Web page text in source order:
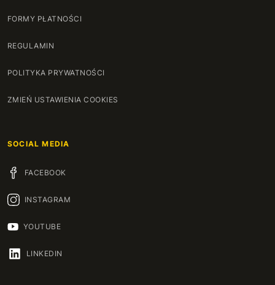
FORMY PŁATNOŚCI
REGULAMIN
POLITYKA PRYWATNOŚCI
ZMIEŃ USTAWIENIA COOKIES
SOCIAL MEDIA
FACEBOOK
INSTAGRAM
YOUTUBE
LINKEDIN